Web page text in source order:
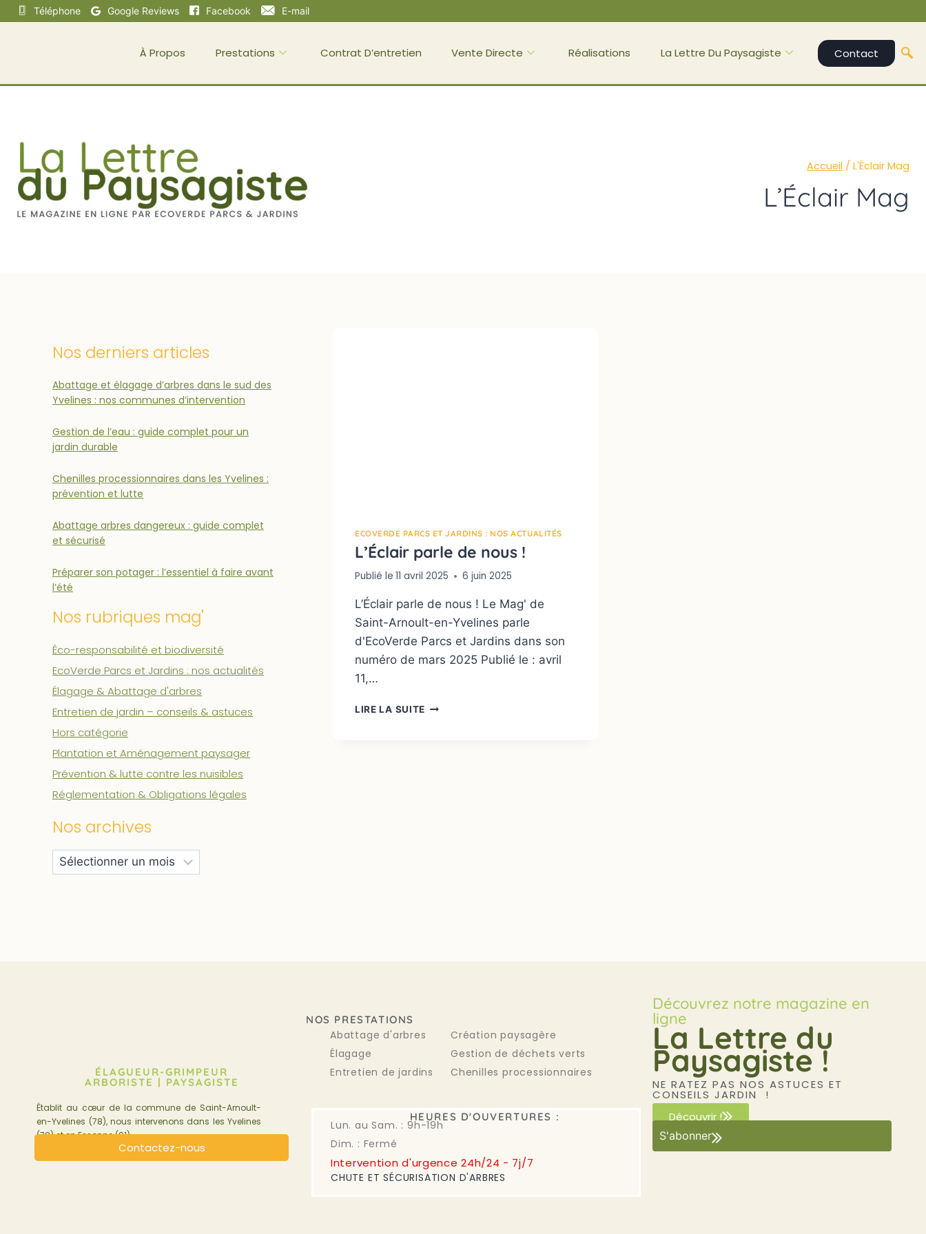
Téléphone Google Reviews Facebook E-mail
À Propos Prestations Contrat D’entretien Vente Directe Réalisations La Lettre Du Paysagiste Contact
Accueil / L'Éclair Mag
L’Éclair Mag
ECOVERDE PARCS ET JARDINS : NOS ACTUALITÉS
L’Éclair parle de nous !
Publié le 11 avril 2025 6 juin 2025
L’Éclair parle de nous ! Le Mag' de
Saint-Arnoult-en-Yvelines parle
d'EcoVerde Parcs et Jardins dans son
numéro de mars 2025 Publié le : avril
11,…
LIRE LA SUITE
Nos derniers articles
Abattage et élagage d’arbres dans le sud des
Yvelines : nos communes d’intervention
Gestion de l’eau : guide complet pour un
jardin durable
Chenilles processionnaires dans les Yvelines :
prévention et lutte
Abattage arbres dangereux : guide complet
et sécurisé
Préparer son potager : l’essentiel à faire avant
l’été
Nos rubriques mag'
Éco-responsabilité et biodiversité
EcoVerde Parcs et Jardins : nos actualités
Élagage & Abattage d'arbres
Entretien de jardin – conseils & astuces
Hors catégorie
Plantation et Aménagement paysager
Prévention & lutte contre les nuisibles
Réglementation & Obligations légales
Nos archives
ÉLAGUEUR-GRIMPEUR
ARBORISTE | PAYSAGISTE
Établit au cœur de la commune de Saint-Arnoult-
en-Yvelines (78), nous intervenons dans les Yvelines
(78) et en Essonne (91).
Contactez-nous
NOS PRESTATIONS
Abattage d'arbres
Élagage
Entretien de jardins
Création paysagère
Gestion de déchets verts
Chenilles processionnaires
HEURES D'OUVERTURES :
Lun. au Sam. : 9h-19h
Dim. : Fermé
Intervention d'urgence 24h/24 - 7j/7
CHUTE ET SÉCURISATION D'ARBRES
Découvrez notre magazine en
ligne
La Lettre du
Paysagiste !
NE RATEZ PAS NOS ASTUCES ET
CONSEILS JARDIN !
Découvrir !
S'abonner